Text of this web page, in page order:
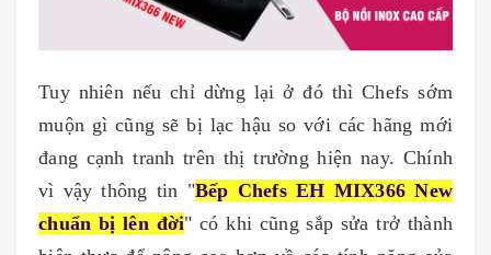
Tuy nhiên nếu chỉ dừng lại ở đó thì Chefs sớm
muộn gì cũng sẽ bị lạc hậu so với các hãng mới
đang cạnh tranh trên thị trường hiện nay. Chính
vì vậy thông tin "Bếp Chefs EH MIX366 New
chuẩn bị lên đời" có khi cũng sắp sửa trở thành